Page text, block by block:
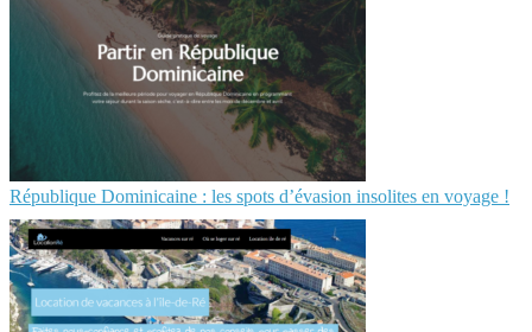
République Dominicaine : les spots d’évasion insolites en voyage !